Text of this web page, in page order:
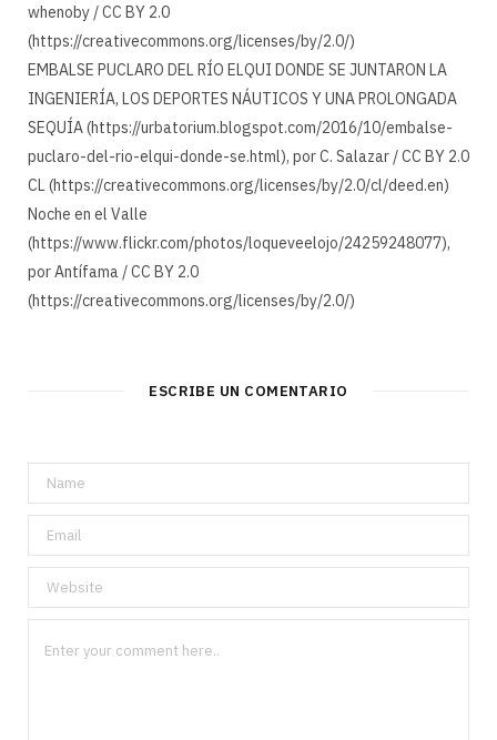
whenoby / CC BY 2.0
(https://creativecommons.org/licenses/by/2.0/)
EMBALSE PUCLARO DEL RÍO ELQUI DONDE SE JUNTARON LA
INGENIERÍA, LOS DEPORTES NÁUTICOS Y UNA PROLONGADA
SEQUÍA (https://urbatorium.blogspot.com/2016/10/embalse-
puclaro-del-rio-elqui-donde-se.html), por C. Salazar / CC BY 2.0
CL (https://creativecommons.org/licenses/by/2.0/cl/deed.en)
Noche en el Valle
(https://www.flickr.com/photos/loqueveelojo/24259248077),
por Antífama / CC BY 2.0
(https://creativecommons.org/licenses/by/2.0/)
ESCRIBE UN COMENTARIO